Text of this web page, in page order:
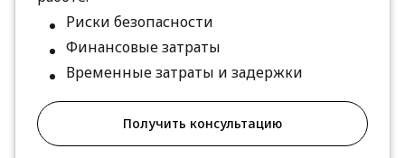
Риски безопасности
Финансовые затраты
Временные затраты и задержки
Получить консультацию